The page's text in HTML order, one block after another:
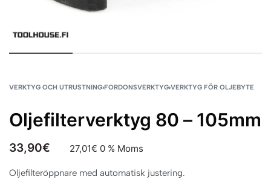
VERKTYG OCH UTRUSTNING›FORDONSVERKTYG›VERKTYG FÖR OLJEBYTE
Oljefilterverktyg 80 – 105mm
33,90€ 27,01€ 0 % Moms
Oljefilteröppnare med automatisk justering.